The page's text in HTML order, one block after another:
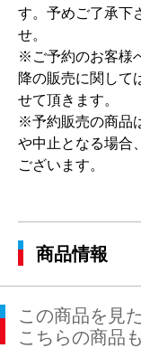
す。予めご了承下
せ。
※ご予約のお客様
降の販売に関して
せて頂きます。
※予約販売の商品
や中止となる場合
ございます。
商品情報
この商品を見
こちらの商品